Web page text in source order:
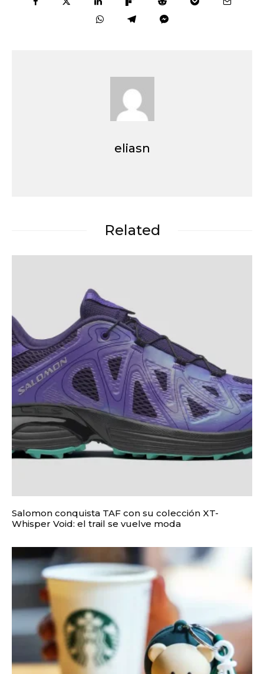
eliasn
Related
Salomon conquista TAF con su colección XT-
Whisper Void: el trail se vuelve moda